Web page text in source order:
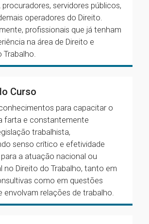
servidores públicos,
operadores do Direito.
profissionais que já tenham
na área de Direito e
Trabalho.
Curso
para capacitar o
farta e constantemente
trabalhista,
senso crítico e efetividade
a atuação nacional ou
no Direito do Trabalho, tanto em
como em questões
envolvam relações de trabalho.